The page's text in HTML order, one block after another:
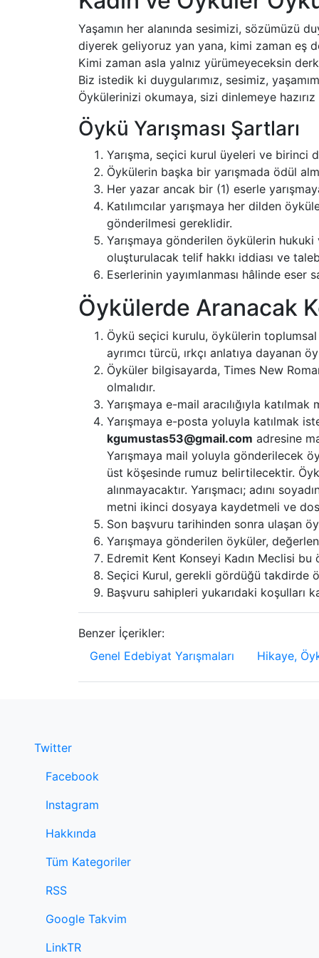
Yaşamın her alanında sesimizi, sözümüzü
diyerek geliyoruz yan yana, kimi zaman eş
Kimi zaman asla yalnız yürümeyeceksin
Biz istedik ki duygularımız, sesimiz,
Öykülerinizi okumaya, sizi dinlemeye hazırız
Öykü Yarışması Şartları
Yarışma, seçici kurul üyeleri ve birinci
Öykülerin başka bir yarışmada ödül
Her yazar ancak bir (1) eserle
Katılımcılar yarışmaya her dilden
gönderilmesi gereklidir.
Yarışmaya gönderilen öykülerin
oluşturulacak telif hakkı iddiası ve
Eserlerinin yayımlanması hâlinde
Öykülerde Aranacak
Öykü seçici kurulu, öykülerin toplumsal
ayrımcı türcü, ırkçı anlatıya dayanan
Öyküler bilgisayarda, Times New
olmalıdır.
Yarışmaya e-mail aracılığıyla katılmak
Yarışmaya e-posta yoluyla katılmak
kgumustas53@gmail.com adresine
Yarışmaya mail yoluyla gönderilecek
üst köşesinde rumuz belirtilecektir.
alınmayacaktır. Yarışmacı; adını
metni ikinci dosyaya kaydetmeli ve
Son başvuru tarihinden sonra ulaşan
Yarışmaya gönderilen öyküler,
Edremit Kent Konseyi Kadın Meclisi bu
Seçici Kurul, gerekli gördüğü takdirde
Başvuru sahipleri yukarıdaki koşulları
Benzer İçerikler:
Genel Edebiyat Yarışmaları
Hikaye,
Twitter
Facebook
Instagram
Hakkında
Tüm Kategoriler
RSS
Google Takvim
LinkTR